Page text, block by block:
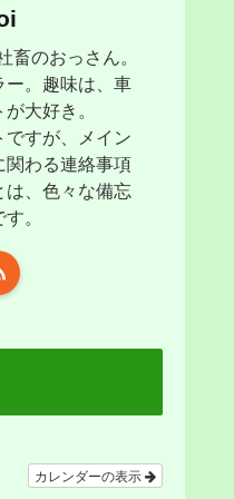
のおっさん。
。趣味は、車
大好き。
すが、メイン
関わる連絡事項
は、色々な備忘
。
カレンダーの表示